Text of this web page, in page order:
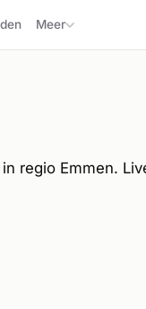
Meer
regio Emmen.